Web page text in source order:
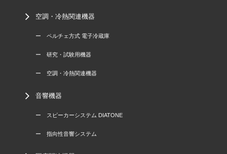
空調・冷熱関連機器
ー ペルチェ方式 電子冷蔵庫
ー 研究・試験用機器
ー 空調・冷熱関連機器
音響機器
ー スピーカーシステム DIATONE
ー 指向性音響システム